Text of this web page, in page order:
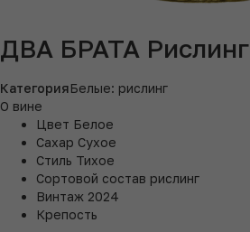
ДВА БРАТА Рислинг
КатегорияБелые: рислинг
О вине
Цвет Белое
Сахар Сухое
Стиль Тихое
Сортовой состав рислинг
Винтаж 2024
Крепость